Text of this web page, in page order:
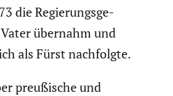
die Regie­rungs­ge­
übernahm und
als Fürst nachfolgte.
preußi­sche und